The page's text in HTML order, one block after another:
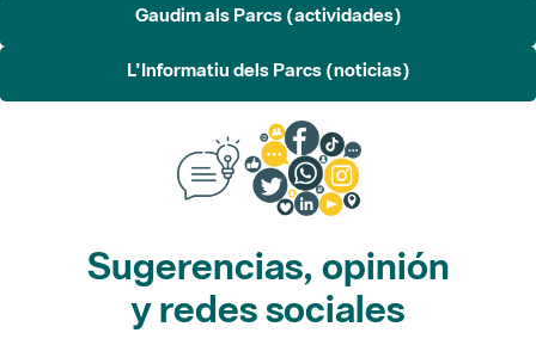
Gaudim als Parcs (actividades)
L'Informatiu dels Parcs (noticias)
Sugerencias, opinión
y redes sociales